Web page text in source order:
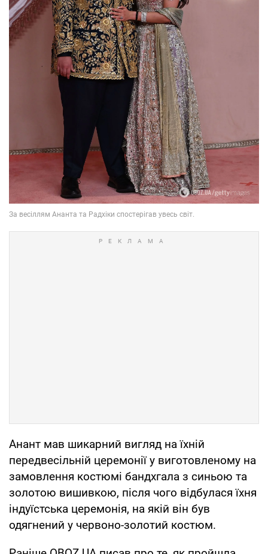
Анант мав шикарний вигляд на їхній
передвесільній церемонії у виготовленому на
замовлення костюмі бандхгала з синьою та
золотою вишивкою, після чого відбулася їхня
індуїстська церемонія, на якій він був
одягнений у червоно-золотий костюм.